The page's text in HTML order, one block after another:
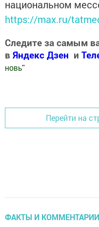
национальном
https://max.ru/
Следите за самым
в Яндекс Дзен и
новь"
Перейти на
ФАКТЫ И КОММЕНТАРИИ